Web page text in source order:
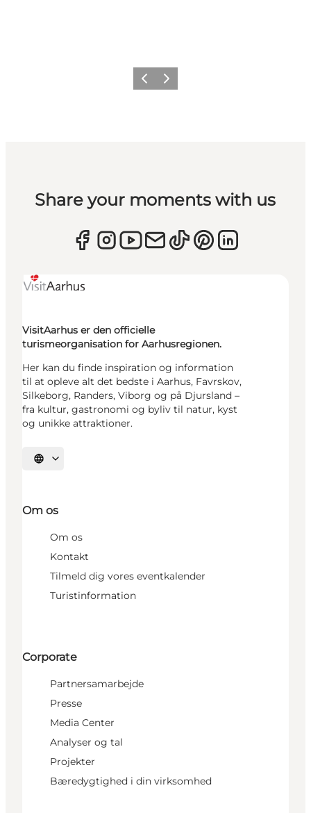
ForrigeNæste
Share your moments with us
VisitAarhus er den officielle
turismeorganisation for Aarhusregionen.
Her kan du finde inspiration og information
til at opleve alt det bedste i Aarhus, Favrskov,
Silkeborg, Randers, Viborg og på Djursland –
fra kultur, gastronomi og byliv til natur, kyst
og unikke attraktioner.
Vælg sprog
Om os
Om os
Kontakt
Tilmeld dig vores eventkalender
Turistinformation
Corporate
Partnersamarbejde
Presse
Media Center
Analyser og tal
Projekter
Bæredygtighed i din virksomhed